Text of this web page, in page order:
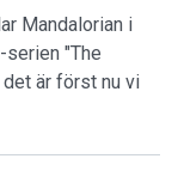
Mandalorian i
serien "The
det är först nu vi